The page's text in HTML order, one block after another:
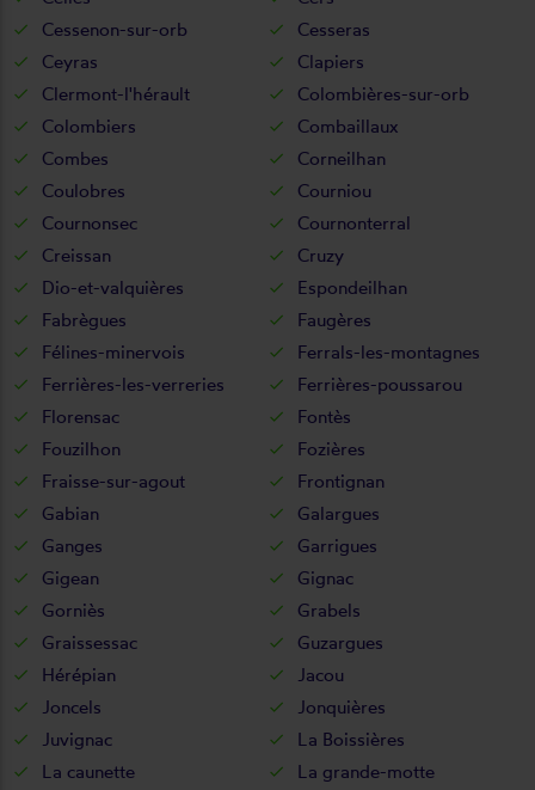
Cessenon-sur-orb
Cesseras
Ceyras
Clapiers
Clermont-l'hérault
Colombières-sur-orb
Colombiers
Combaillaux
Combes
Corneilhan
Coulobres
Courniou
Cournonsec
Cournonterral
Creissan
Cruzy
Dio-et-valquières
Espondeilhan
Fabrègues
Faugères
Félines-minervois
Ferrals-les-montagnes
Ferrières-les-verreries
Ferrières-poussarou
Florensac
Fontès
Fouzilhon
Fozières
Fraisse-sur-agout
Frontignan
Gabian
Galargues
Ganges
Garrigues
Gigean
Gignac
Gorniès
Grabels
Graissessac
Guzargues
Hérépian
Jacou
Joncels
Jonquières
Juvignac
La Boissières
La caunette
La grande-motte